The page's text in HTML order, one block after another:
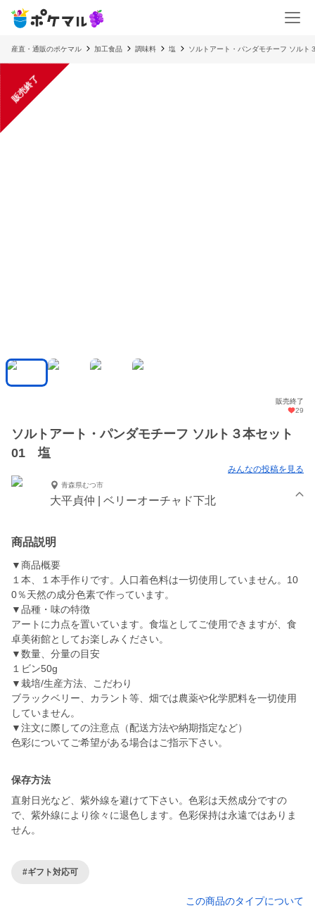
産直・通販のポケマル 加工食品 調味料 塩 ソルトアート・パンダモチーフ ソル
販売終了
販売終了
29
ソルトアート・パンダモチーフ ソルト３本セット
01 塩
みんなの投稿を見る
青森県むつ市
大平貞仲 | ベリーオーチャド下北
商品説明
▼商品概要
１本、１本手作りです。人口着色料は一切使用していません。10
0％天然の成分色素で作っています。
▼品種・味の特徴
アートに力点を置いています。食塩としてご使用できますが、食
卓美術館としてお楽しみください。
▼数量、分量の目安
１ビン50g
▼栽培/生産方法、こだわり
ブラックベリー、カラント等、畑では農薬や化学肥料を一切使用
していません。
▼注文に際しての注意点（配送方法や納期指定など）
色彩についてご希望がある場合はご指示下さい。
保存方法
直射日光など、紫外線を避けて下さい。色彩は天然成分ですの
で、紫外線により徐々に退色します。色彩保持は永遠ではありま
せん。
#ギフト対応可
この商品のタイプについて